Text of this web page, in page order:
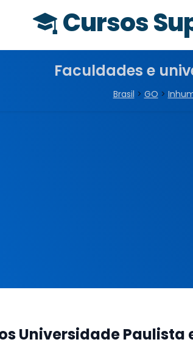
Cursos
Faculdades e
Brasil > GO >
Universidade Paulista